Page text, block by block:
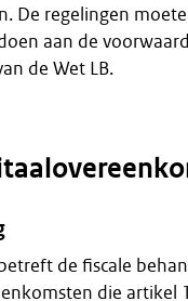
De regelingen
aan de
de Wet LB.
de fiscale
die artikel